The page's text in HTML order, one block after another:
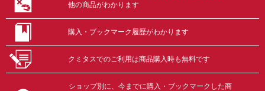
他の商品がわかります
購入・ブックマーク履歴がわかります
クミタスでのご利用は商品購入時も無料です
ショップ別に、今までに購入・ブックマークした商